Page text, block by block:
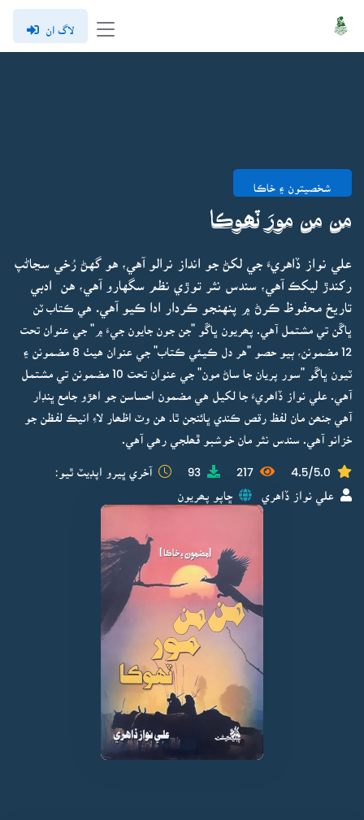
لاگ ان
شخصيتون ۽ خاڪا
من من مورَ ٽھوڪا
علي نواز ڏاهريءَ جي لکڻ جو انداز نرالو آهي، هو گهڻ رُخي سڃاڻپ
رکندڙ ليکڪ آهي، سندس نثر توڙي نظم سگهارو آهي، هن ادبي
تاريخ محفوظ ڪرڻ ۾ پنهنجو ڪردار ادا ڪيو آهي. هي ڪتاب ٽن
ڀاڱن تي مشتمل آهي. پھريون ڀاڱو "جن جون جايون جيءَ ۾" جي عنوان تحت
ٽيون ڀاڱو "سور پريان جا ساڻ مون" جي عنوان تحت 10 مضمونن تي مشتمل
آهي. علي نواز ڏاهريءَ جا لکيل هي مضمون احساسن جو اهڙو جامع ڀنڊار
آهي جنھن مان لفظ رقص ڪندي ڀائنجن ٿا. هن وٽ اظھار لاءِ انيڪ لفظن جو
خزانو آهي. سندس نثر مان خوشبو ڦھلجي رهي آهي.
4.5/5.0
217
93 آخري ڀيرو اپڊيٽ ٿيو:
علي نواز ڏاهري ڇاپو پھريون